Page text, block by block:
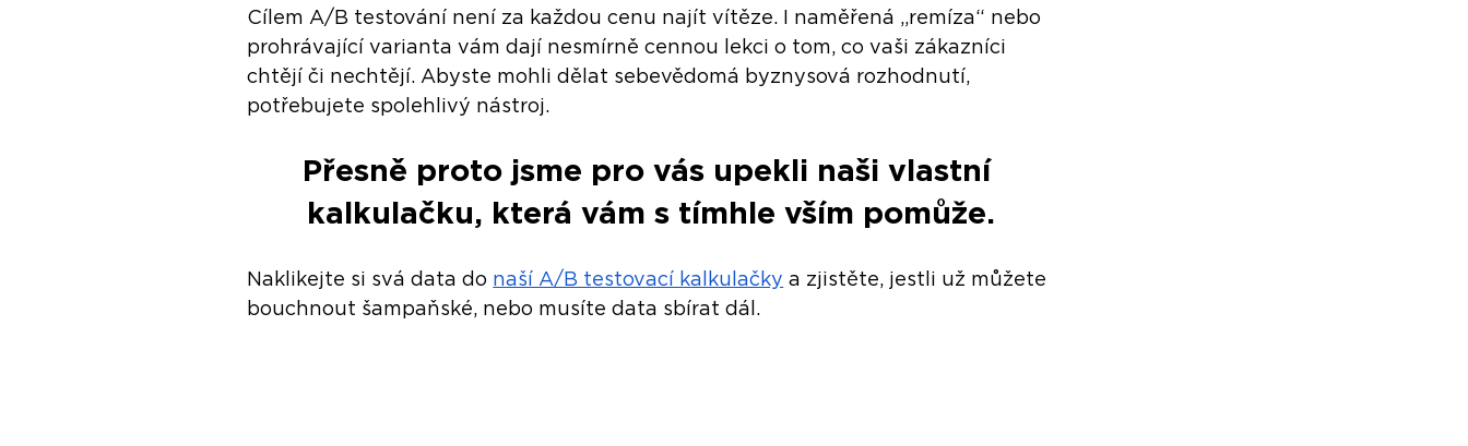
Cílem A/B testování není za každou cenu najít vítěze. I naměřená „remíza“ nebo
prohrávající varianta vám dají nesmírně cennou lekci o tom, co vaši zákazníci
chtějí či nechtějí. Abyste mohli dělat sebevědomá byznysová rozhodnutí,
potřebujete spolehlivý nástroj.
Přesně proto jsme pro vás upekli naši vlastní
kalkulačku, která vám s tímhle vším pomůže.
Naklikejte si svá data do naší A/B testovací kalkulačky a zjistěte, jestli už můžete
bouchnout šampaňské, nebo musíte data sbírat dál.